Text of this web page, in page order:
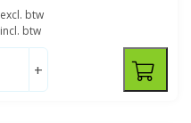
excl. btw
incl. btw
+